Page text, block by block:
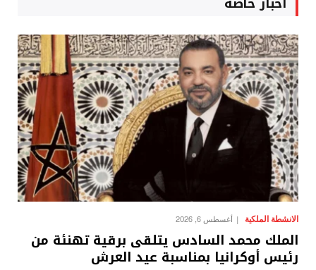
الانشطة الملكية أغسطس 6, 2026
الملك محمد السادس يتلقى برقية تهنئة من
رئيس أوكرانيا بمناسبة عيد العرش